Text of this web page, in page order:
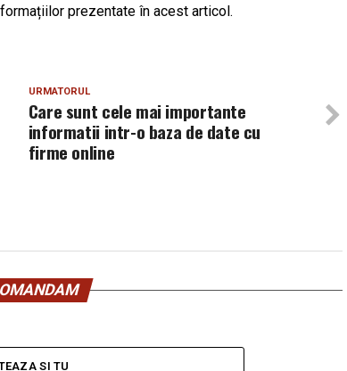
prezentate în acest articol.
URMATORUL
Care sunt cele mai importante
informatii intr-o baza de date cu
firme online
SI TU